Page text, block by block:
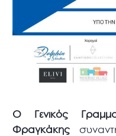
Ο Γενικός
Φραγκάκης